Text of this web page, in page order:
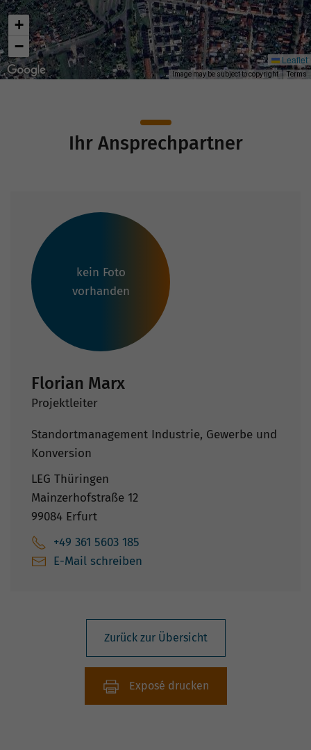
+
−
Leaflet
Image may be subject to copyright Terms
Ihr Ansprechpartner
kein Foto
vorhanden
Florian Marx
Projektleiter
Standortmanagement Industrie, Gewerbe und
Konversion
LEG Thüringen
Mainzerhofstraße 12
99084 Erfurt
+49 361 5603 185
E-Mail schreiben
Zurück zur Übersicht
Exposé drucken